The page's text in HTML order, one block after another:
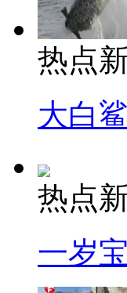
热点
大白
热点
一岁